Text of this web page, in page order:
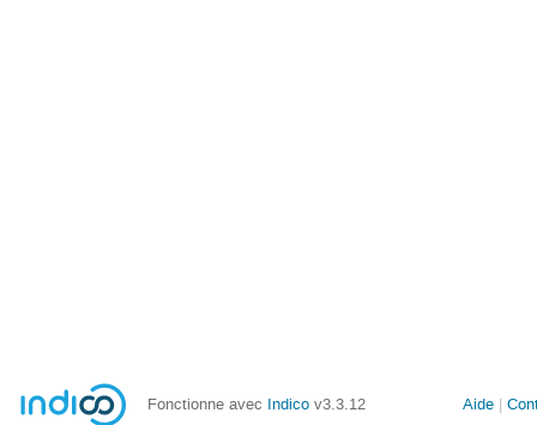
Fonctionne avec Indico v3.3.12 Aide